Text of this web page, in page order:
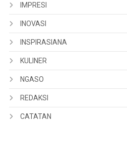
IMPRESI
INOVASI
INSPIRASIANA
KULINER
NGASO
REDAKSI
CATATAN